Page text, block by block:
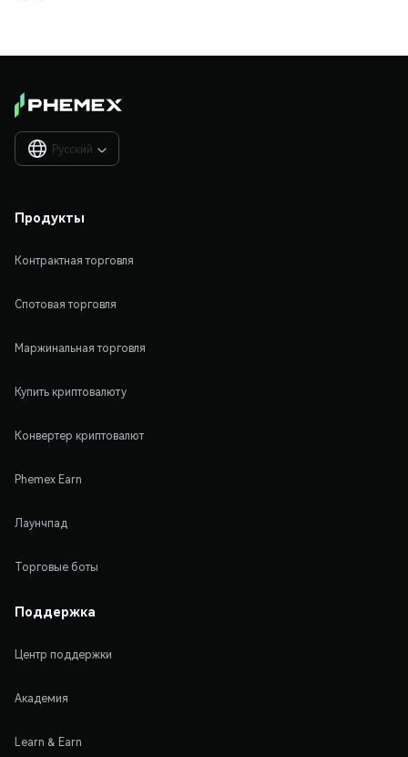
Русский 
Продукты
Контрактная торговля
Спотовая торговля
Маржинальная торговля
Купить криптовалюту
Конвертер криптовалют
Phemex Earn
Лаунчпад
Торговые боты
Поддержка
Центр поддержки
Академия
Learn & Earn